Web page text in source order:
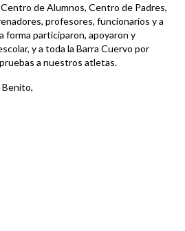
de Alumnos, Centro de Padres,
profesores, funcionarios y a
forma participaron, apoyaron y
y a toda la Barra Cuervo por
a nuestros atletas.
Benito,